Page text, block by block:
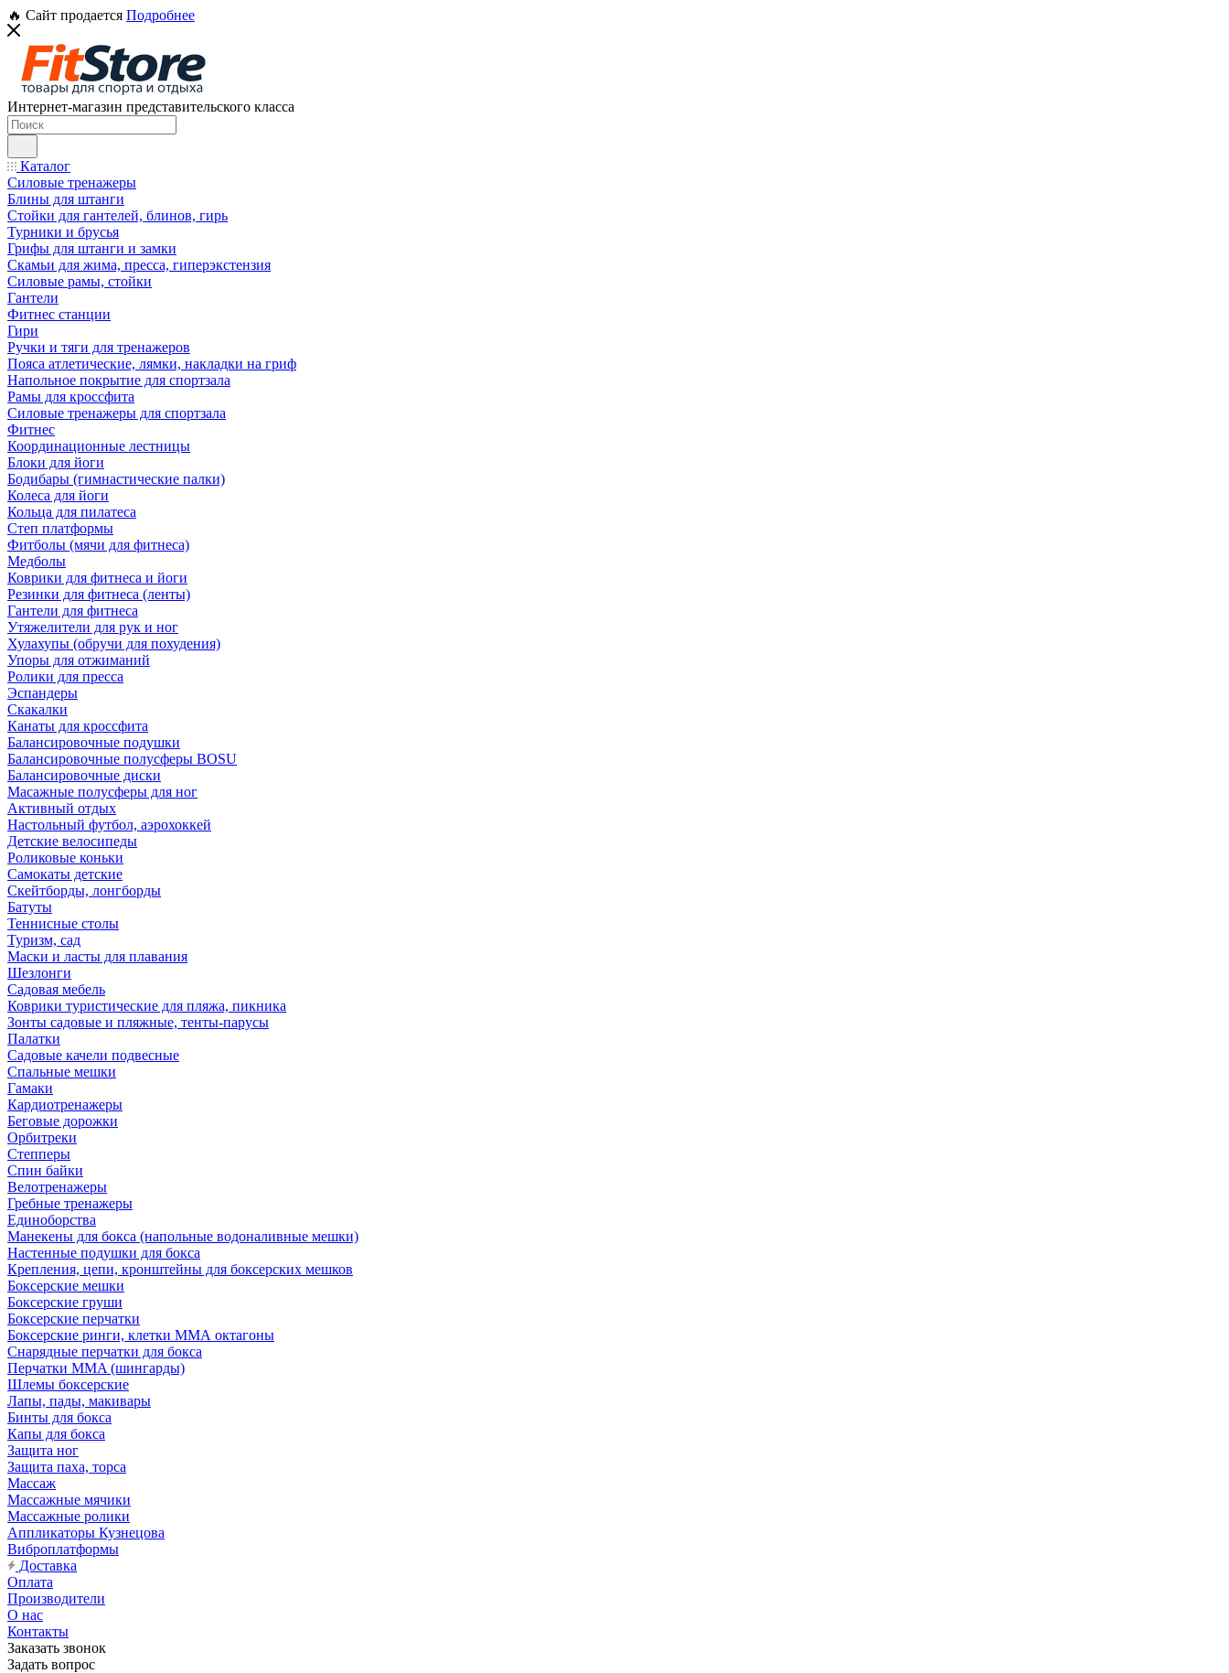
🔥 Сайт продается Подробнее
Интернет-магазин представительского класса
Каталог
Силовые тренажеры
Блины для штанги
Стойки для гантелей, блинов, гирь
Турники и брусья
Грифы для штанги и замки
Скамьи для жима, пресса, гиперэкстензия
Силовые рамы, стойки
Гантели
Фитнес станции
Гири
Ручки и тяги для тренажеров
Пояса атлетические, лямки, накладки на гриф
Напольное покрытие для спортзала
Рамы для кроссфита
Силовые тренажеры для спортзала
Фитнес
Координационные лестницы
Блоки для йоги
Бодибары (гимнастические палки)
Колеса для йоги
Кольца для пилатеса
Степ платформы
Фитболы (мячи для фитнеса)
Медболы
Коврики для фитнеса и йоги
Резинки для фитнеса (ленты)
Гантели для фитнеса
Утяжелители для рук и ног
Хулахупы (обручи для похудения)
Упоры для отжиманий
Ролики для пресса
Эспандеры
Скакалки
Канаты для кроссфита
Балансировочные подушки
Балансировочные полусферы BOSU
Балансировочные диски
Масажные полусферы для ног
Активный отдых
Настольный футбол, аэрохоккей
Детские велосипеды
Роликовые коньки
Самокаты детские
Скейтборды, лонгборды
Батуты
Теннисные столы
Туризм, сад
Маски и ласты для плавания
Шезлонги
Садовая мебель
Коврики туристические для пляжа, пикника
Зонты садовые и пляжные, тенты-парусы
Палатки
Садовые качели подвесные
Спальные мешки
Гамаки
Кардиотренажеры
Беговые дорожки
Орбитреки
Степперы
Спин байки
Велотренажеры
Гребные тренажеры
Единоборства
Манекены для бокса (напольные водоналивные мешки)
Настенные подушки для бокса
Крепления, цепи, кронштейны для боксерских мешков
Боксерские мешки
Боксерские груши
Боксерские перчатки
Боксерские ринги, клетки ММА октагоны
Снарядные перчатки для бокса
Перчатки MMA (шингарды)
Шлемы боксерские
Лапы, пады, макивары
Бинты для бокса
Капы для бокса
Защита ног
Защита паха, торса
Массаж
Массажные мячики
Массажные ролики
Аппликаторы Кузнецова
Виброплатформы
Доставка
Оплата
Производители
О нас
Контакты
Заказать звонок
Задать вопрос